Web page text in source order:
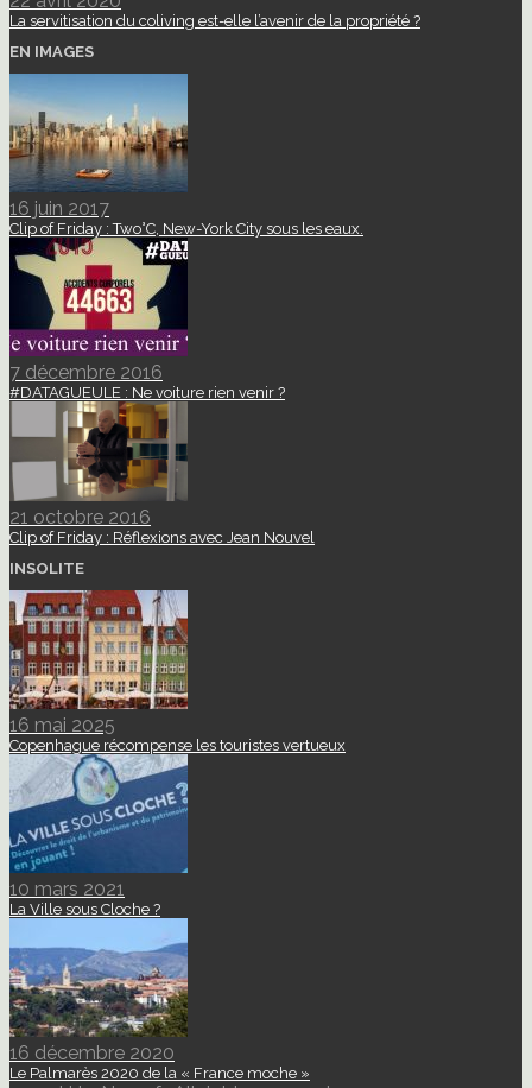
La servitisation du coliving est-elle l’avenir de la propriété ?
EN IMAGES
16 juin 2017
Clip of Friday : Two°C, New-York City sous les eaux.
7 décembre 2016
#DATAGUEULE : Ne voiture rien venir ?
21 octobre 2016
Clip of Friday : Réflexions avec Jean Nouvel
INSOLITE
16 mai 2025
Copenhague récompense les touristes vertueux
10 mars 2021
La Ville sous Cloche ?
16 décembre 2020
Le Palmarès 2020 de la « France moche »